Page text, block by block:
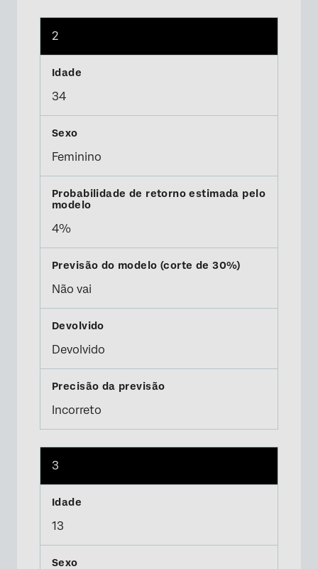
2
34
Feminino
4%
Não vai
Devolvido
Incorreto
3
13